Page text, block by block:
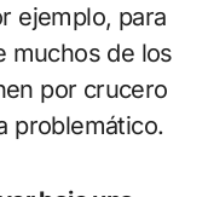
ejemplo, para
muchos de los
por crucero
problemático.